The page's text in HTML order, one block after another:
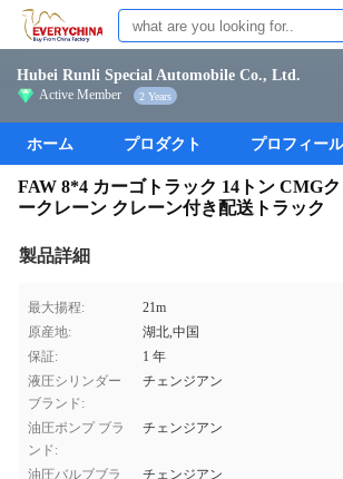
Hubei Runli Special Automobile Co., Ltd.
Active Member 2 Years
ホーム プロダクト プロフィール
FAW 8*4 カーゴトラック 14トン CMG
ークレーン クレーン付き配送トラック
製品詳細
最大揚程:
21m
原産地:
湖北,中国
保証:
1 年
液圧シリンダー
ブランド:
チェンジアン
油圧ポンプ ブラ
ンド:
チェンジアン
油圧バルブブラ
チェンジアン